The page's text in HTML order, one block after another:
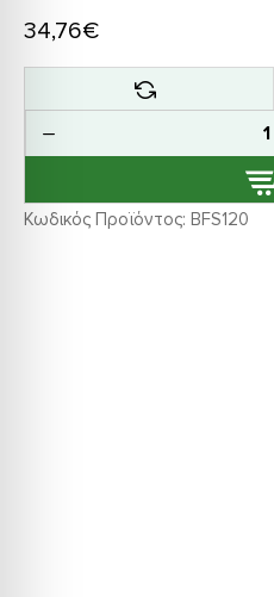
Κωδικός Προϊόντος: BFS120
34,76€